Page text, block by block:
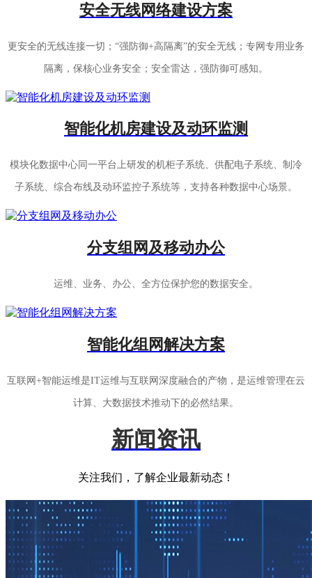
安全无线网络建设方案
更安全的无线连接一切；“强防御+高隔离”的安全无线；专网专用业务
隔离，保核心业务安全；安全雷达，强防御可感知。
智能化机房建设及动环监测
模块化数据中心同一平台上研发的机柜子系统、供配电子系统、制冷
子系统、综合布线及动环监控子系统等，支持各种数据中心场景。
分支组网及移动办公
运维、业务、办公、全方位保护您的数据安全。
智能化组网解决方案
互联网+智能运维是IT运维与互联网深度融合的产物，是运维管理在云
计算、大数据技术推动下的必然结果。
新闻资讯
关注我们，了解企业最新动态！